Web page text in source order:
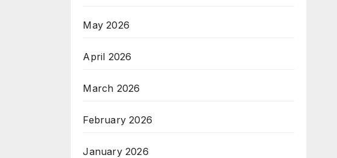
May 2026
April 2026
March 2026
February 2026
January 2026